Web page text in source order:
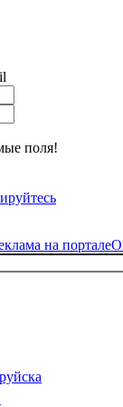
поля!
на портале